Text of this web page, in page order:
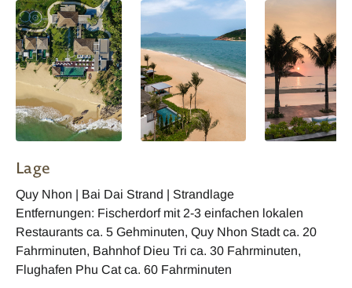
Lage
Quy Nhon | Bai Dai Strand | Strandlage
Entfernungen: Fischerdorf mit 2-3 einfachen lokalen
Restaurants ca. 5 Gehminuten, Quy Nhon Stadt ca. 20
Fahrminuten, Bahnhof Dieu Tri ca. 30 Fahrminuten,
Flughafen Phu Cat ca. 60 Fahrminuten